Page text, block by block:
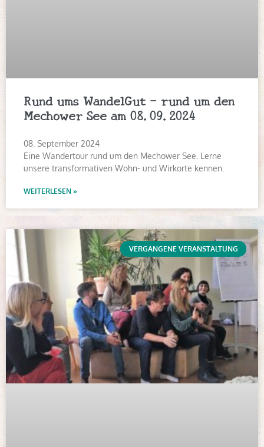
Rund ums WandelGut – rund um den
Mechower See am 08.09.2024
08. September 2024
Eine Wandertour rund um den Mechower See. Lerne
unsere transformativen Wohn- und Wirkorte kennen.
WEITERLESEN »
VERGANGENE VERANSTALTUNG